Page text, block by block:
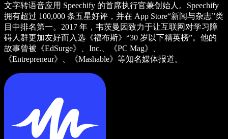
文字转语音应用 Speechify 的首席执行官兼创始人。Speechify
拥有超过 100,000 条五星好评，并在 App Store“新闻与杂志”类
目中排名第一。2017 年，韦茨曼因致力于让互联网对学习障
碍人群更加友好而入选《福布斯》“30 岁以下精英榜”。他的
故事曾被《EdSurge》、Inc.、《PC Mag》、
《Entrepreneur》、《Mashable》等知名媒体报道。